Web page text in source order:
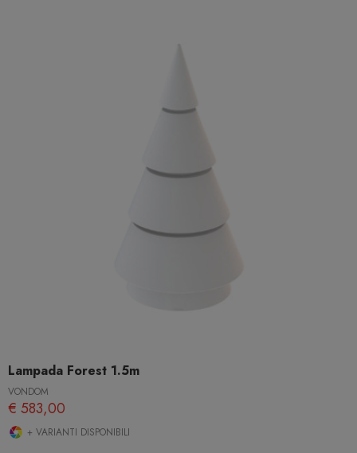
Lampada Forest 1.5m
VONDOM
€ 583,00
+ VARIANTI DISPONIBILI